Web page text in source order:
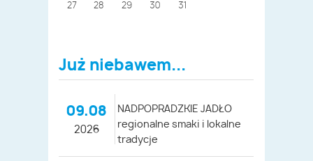
27 28 29 30 31
Już niebawem...
09.08
2026
NADPOPRADZKIE JADŁO
regionalne smaki i lokalne
tradycje